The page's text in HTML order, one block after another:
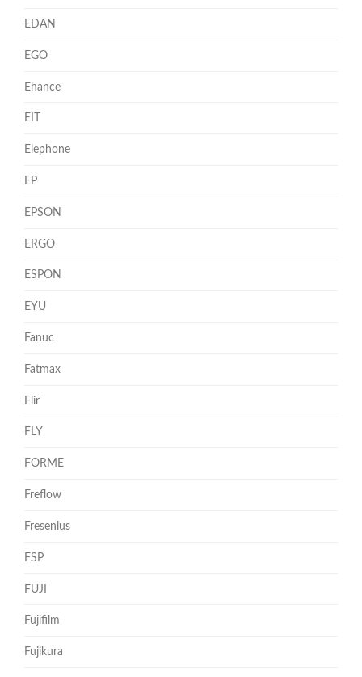
EDAN
EGO
Ehance
EIT
Elephone
EP
EPSON
ERGO
ESPON
EYU
Fanuc
Fatmax
Flir
FLY
FORME
Freflow
Fresenius
FSP
FUJI
Fujifilm
Fujikura